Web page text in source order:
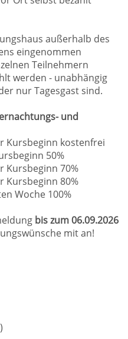
außerhalb des
eingenommen
Teilnehmern
werden - unabhängig
nur Tagesgast sind.
und
Kursbeginn kostenfrei
50%
Kursbeginn 70%
Kursbeginn 80%
Woche 100%
bis zum 06.09.2026
mit an!